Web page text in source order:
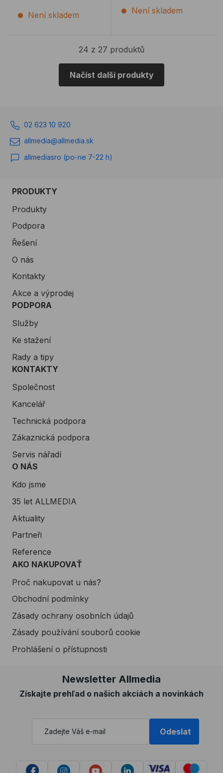
Není skladem Není skladem
24 z 27 produktů
Načíst další produkty
02 623 10 920
allmedia@allmedia.sk
allmediasro (po-ne 7-22 h)
PRODUKTY
Produkty
Podpora
Řešení
O nás
Kontakty
Akce a výprodej
PODPORA
Služby
Ke stažení
Rady a tipy
KONTAKTY
Společnost
Kancelář
Technická podpora
Zákaznická podpora
Servis nářadí
O NÁS
Kdo jsme
35 let ALLMEDIA
Aktuality
Partneři
Reference
AKO NAKUPOVAŤ
Proč nakupovat u nás?
Obchodní podmínky
Zásady ochrany osobních údajů
Zásady používání souborů cookie
Prohlášení o přístupnosti
Newsletter Allmedia
Získajte prehľad o našich akciách a novinkách
Odeslat